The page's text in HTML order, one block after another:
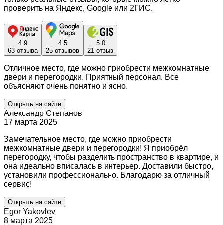
проверить на Яндекс, Google или 2ГИС.
4.9
63 отзыва
4.5
25 отзывов
5.0
21 отзыв
Отличное место, где можно приобрести межкомнатные
двери и перегородки. Приятный персонал. Все
объясняют очень понятно и ясно.
Открыть на сайте
Александр Степанов
17 марта 2025
Замечательное место, где можно приобрести
межкомнатные двери и перегородки! Я приобрёл
перегородку, чтобы разделить пространство в квартире, и
она идеально вписалась в интерьер. Доставили быстро,
установили профессионально. Благодарю за отличный
сервис!
Открыть на сайте
Egor Yakovlev
8 марта 2025